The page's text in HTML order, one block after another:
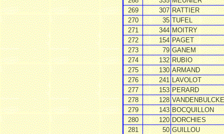
269
307 RATTIER
270
35 TUFEL
271
344 MOITRY
272
154 PAGET
273
79 GANEM
274
132 RUBIO
275
130 ARMAND
276
241 LAVOLOT
277
153 PERARD
278
128 VANDENBULCKE
279
143 BOCQUILLON
280
120 DORCHIES
281
50 GUILLOU